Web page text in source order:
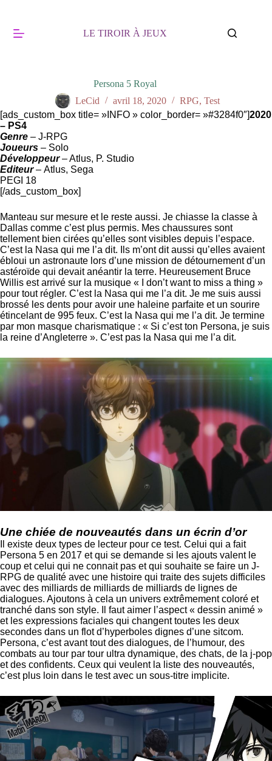
LE TIROIR À JEUX
Persona 5 Royal
LeCid
avril 18, 2020 RPG, Test
[ads_custom_box title= »INFO » color_border= »#3284f0″]2020
– PS4
Genre – J-RPG
Joueurs – Solo
Développeur–Atlus, P. Studio
Editeur– Atlus, Sega
PEGI 18
[/ads_custom_box]
Manteau sur mesure et le reste aussi. Je chiasse la classe à
Dallas comme c’est plus permis. Mes chaussures sont
tellement bien cirées qu’elles sont visibles depuis l’espace.
C’est la Nasa qui me l’a dit. Ils m’ont dit aussi qu’elles avaient
ébloui un astronaute lors d’une mission de détournement d’un
astéroïde qui devait anéantir la terre. Heureusement Bruce
Willis est arrivé sur la musique « I don’t want to miss a thing »
pour tout régler. C’est la Nasa qui me l’a dit. Je me suis aussi
brossé les dents pour avoir une haleine parfaite et un sourire
étincelant de 995 feux. C’est la Nasa qui me l’a dit. Je termine
par mon masque charismatique : « Si c’est ton Persona, je suis
la reine d’Angleterre ». C’est pas la Nasa qui me l’a dit.
Une chiée de nouveautés dans un écrin d’or
Il existe deux types de lecteur pour ce test. Celui qui a fait
Persona 5 en 2017 et qui se demande si les ajouts valent le
coup et celui qui ne connait pas et qui souhaite se faire un J-
RPG de qualité avec une histoire qui traite des sujets difficiles
avec des milliards de milliards de milliards de lignes de
dialogues. Ajoutons à cela un univers extrêmement coloré et
tranché dans son style. Il faut aimer l’aspect « dessin animé »
et les expressions faciales qui changent toutes les deux
secondes dans un flot d’hyperboles dignes d’une sitcom.
Persona, c’est avant tout des dialogues, de l’humour, des
combats au tour par tour ultra dynamique, des chats, de la j-pop
et des confidents. Ceux qui veulent la liste des nouveautés,
c’est plus loin dans le test avec un sous-titre implicite.